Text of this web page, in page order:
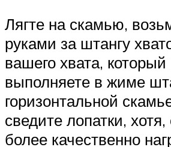
Лягте на скамью,
руками за штангу
вашего хвата,
выполняете в жиме
горизонтальной
сведите лопатки,
более качественно